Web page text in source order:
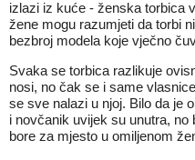
izlazi iz kuće - ženska torbica
žene mogu razumjeti da torbi
bezbroj modela koje vječno
Svaka se torbica razlikuje
nosi, no čak se i same
se sve nalazi u njoj. Bilo da je
i novčanik uvijek su unutra,
bore za mjesto u omiljenom